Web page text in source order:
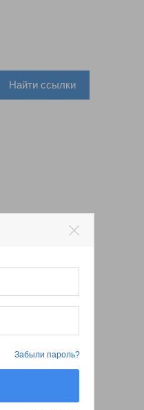
Найти ссылки
Забыли пароль?